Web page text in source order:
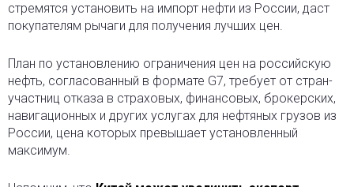
стремятся установить на импорт нефти из России, даст
покупателям рычаги для получения лучших цен.
План по установлению ограничения цен на российскую
нефть, согласованный в формате G7, требует от стран-
участниц отказа в страховых, финансовых, брокерских,
навигационных и других услугах для нефтяных грузов из
России, цена которых превышает установленный
максимум.